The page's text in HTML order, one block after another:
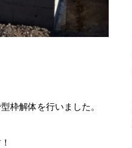
枠解体を行いました。